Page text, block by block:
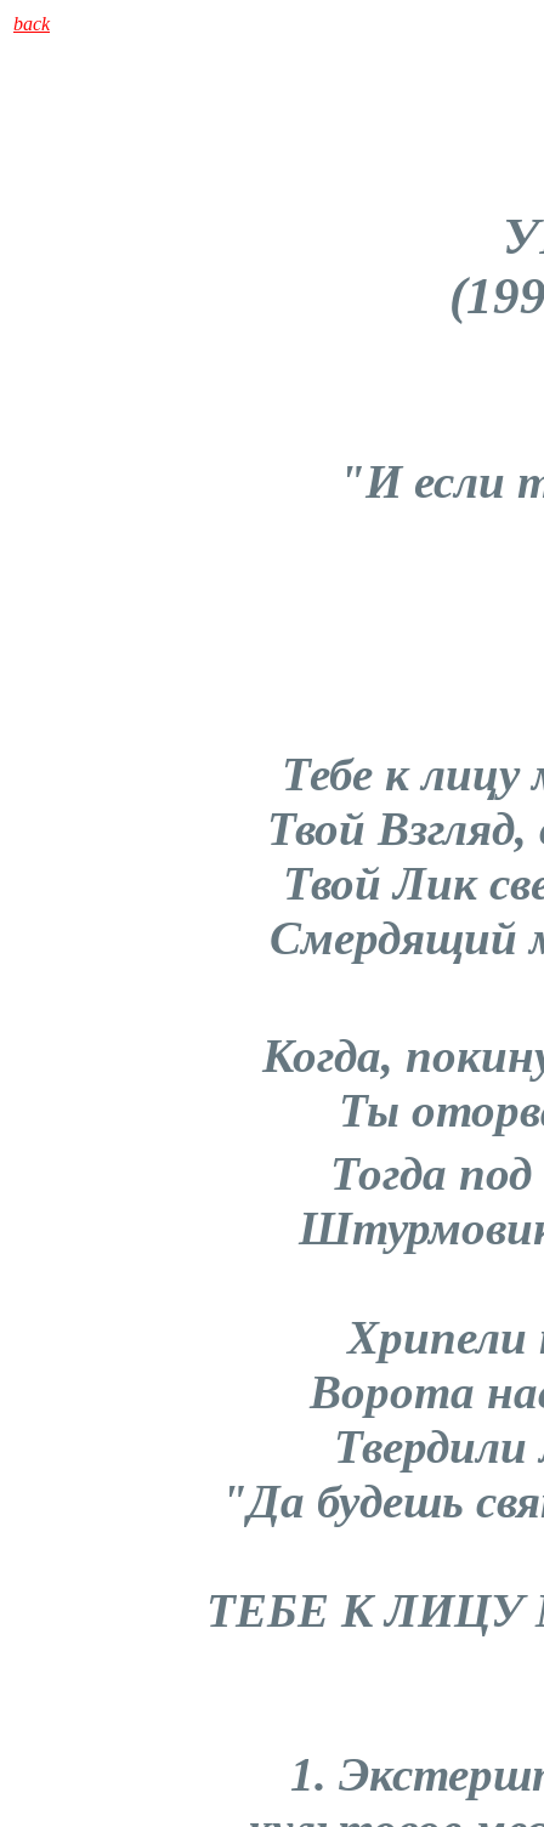
back
"И если
Тебе к
Твой
Твой Лик
Смердящий
Когда,
Ты
Тогда
Хрипели
Ворота
"Да будешь
ТЕБЕ К
1.